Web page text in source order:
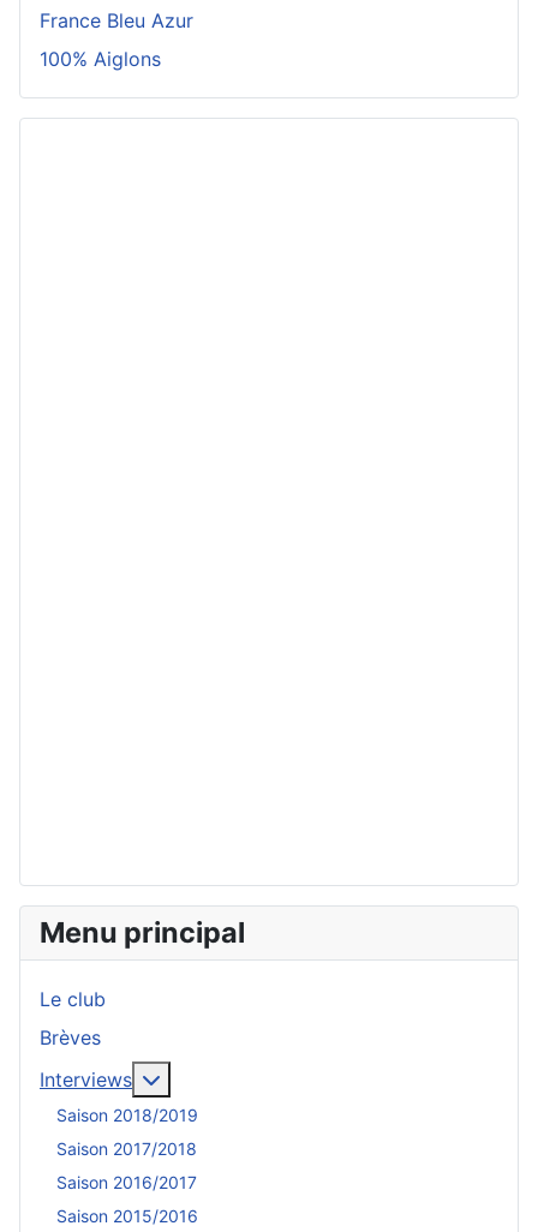
France Bleu Azur
100% Aiglons
Menu principal
Le club
Brèves
Interviews
Saison 2018/2019
Saison 2017/2018
Saison 2016/2017
Saison 2015/2016